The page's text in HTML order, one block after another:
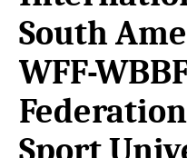
South
WFF-